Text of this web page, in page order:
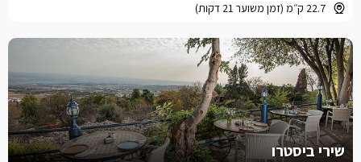
22.7 ק״מ (זמן משוער 21 דקות)
שירי ביסטרו